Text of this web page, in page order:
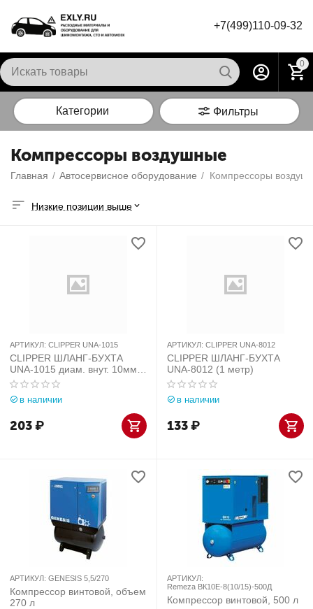
+7(499)110-09-32
0
Категории Фильтры
Компрессоры воздушные
Главная / Автосервисное оборудование / Компрессоры
Низкие позиции выше
АРТИКУЛ: CLIPPER UNA-1015
CLIPPER ШЛАНГ-БУХТА
UNA-1015 диам. внут. 10мм,
внеш. 15мм (1 метр)
в наличии
203₽
АРТИКУЛ: CLIPPER UNA-8012
CLIPPER ШЛАНГ-БУХТА
UNA-8012 (1 метр)
в наличии
133₽
АРТИКУЛ: GENESIS 5,5/270
Компрессор винтовой, объем
270 л
АРТИКУЛ:
Remeza ВК10E-8(10/15)-500Д
Компрессор винтовой, 500 л